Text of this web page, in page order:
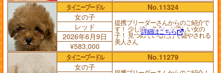
タイニープードル
No.11324
女の子
提携ブリーダーさんからのご紹介で
す！ 少し淡い色合いが優しい女の
子！ 見つめているだけで癒やされる
美人さん
詳細はこちら
レッド
2026年6月9日
¥583,000
タイニープードル
No.11279
女の子